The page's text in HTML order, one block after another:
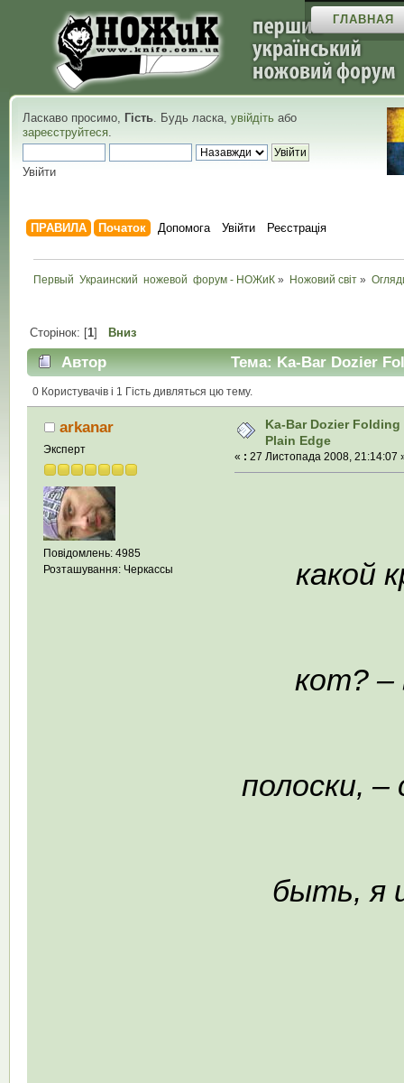
ГЛАВНАЯ
Ласкаво просимо, Гість. Будь ласка, увійдіть або
зареєструйтеся.
Увійти
ПРАВИЛА Початок Допомога Увійти Реєстрація
Первый  Украинский  ножевой  форум - НОЖиК » Ножовий світ »
Сторінок: [1] Вниз
Автор
Тема: Ka-Bar Dozier
раз)
0 Користувачів і 1 Гість дивляться цю тему.
arkanar
Эксперт
Повідомлень: 4985
Розташування: Черкассы
Ka-Bar Dozier
Plain Edge
« : 27 Листопада 2008, 21:14:07
какой
кот? –
полоски,
быть, я